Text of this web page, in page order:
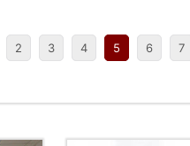
2 3 4 5 6 7